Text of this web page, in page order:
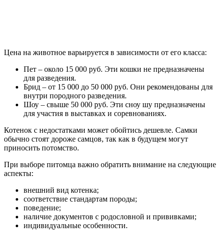
Цена на животное варьируется в зависимости от его класса:
Пет – около 15 000 руб. Эти кошки не предназначены
для разведения.
Брид – от 15 000 до 50 000 руб. Они рекомендованы для
внутри породного разведения.
Шоу – свыше 50 000 руб. Эти сноу шу предназначены
для участия в выставках и соревнованиях.
Котенок с недостатками может обойтись дешевле. Самки
обычно стоят дороже самцов, так как в будущем могут
приносить потомство.
При выборе питомца важно обратить внимание на следующие
аспекты:
внешний вид котенка;
соответствие стандартам породы;
поведение;
наличие документов с родословной и прививками;
индивидуальные особенности.